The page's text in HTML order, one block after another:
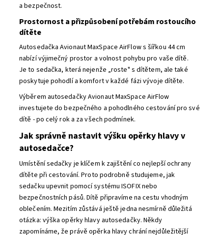
a bezpečnost.
Prostornost a přizpůsobení potřebám rostoucího
dítěte
Autosedačka Avionaut MaxSpace AirFlow s šířkou 44 cm
nabízí výjimečný prostor a volnost pohybu pro vaše dítě.
Je to sedačka, která nejenže „roste" s dítětem, ale také
poskytuje pohodlí a komfort v každé fázi vývoje dítěte.
Výběrem autosedačky Avionaut MaxSpace AirFlow
investujete do bezpečného a pohodlného cestování pro své
dítě - po celý rok a za všech podmínek.
Jak správně nastavit výšku opěrky hlavy v
autosedačce?
Umístění sedačky je klíčem k zajištění co nejlepší ochrany
dítěte při cestování. Proto podrobně studujeme, jak
sedačku upevnit pomocí systému ISOFIX nebo
bezpečnostních pásů. Dítě připravíme na cestu vhodným
oblečením. Mezitím zůstává ještě jedna nesmírně důležitá
otázka: výška opěrky hlavy autosedačky. Někdy
zapomínáme, že právě opěrka hlavy chrání nejdůležitější